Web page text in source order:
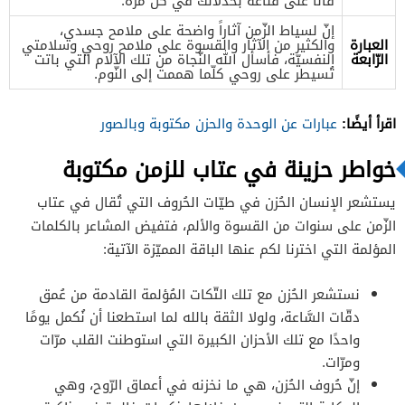
العبارة
الرّابعة
إنّ لسياط الزّمن آثاراً واضحة على ملامح جسدي،
والكثير من الآثار والقسوة على ملامح روحي وسلامتي
النفسيّة، فأسأل الله النّجاة من تلك الآلام التي باتت
تُسيطر على روحي كلّما هممت إلى النّوم.
اقرأ أيضًا: عبارات عن الوحدة والحزن مكتوبة وبالصور
خواطر حزينة في عتاب للزمن مكتوبة
يستشعر الإنسان الحُزن في طيّات الحُروف التي تُقال في عتاب
الزّمن على سنوات من القسوة والألم، فتفيض المشاعر بالكلمات
المؤلمة التي اخترنا لكم عنها الباقة المميّزة الآتية:
نستشعر الحُزن مع تلك التّكات المُؤلمة القادمة من عُمق
دقّات السَّاعة، ولولا الثقة بالله لما استطعنا أن نُكمل يومًا
واحدًا مع تلك الأحزان الكبيرة التي استوطنت القلب مرّات
ومرّات.
إنّ حُروف الحُزن، هي ما نخزنه في أعماق الرّوح، وهي